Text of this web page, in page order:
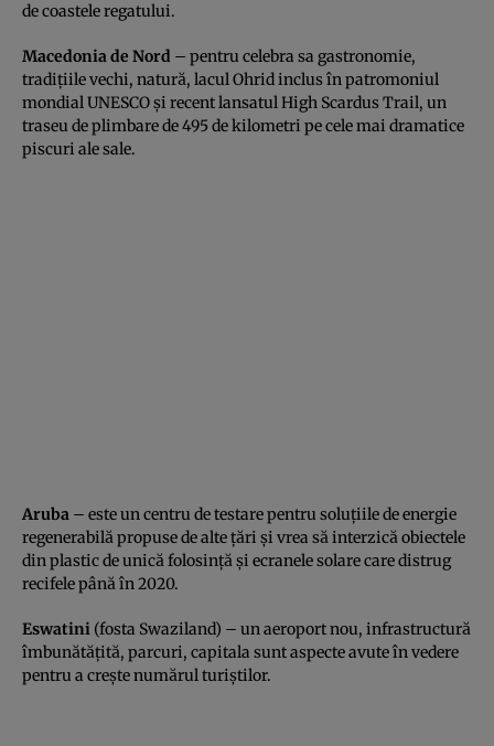
de coastele regatului.
Macedonia de Nord – pentru celebra sa gastronomie,
tradiţiile vechi, natură, lacul Ohrid inclus în patromoniul
mondial UNESCO şi recent lansatul High Scardus Trail, un
traseu de plimbare de 495 de kilometri pe cele mai dramatice
piscuri ale sale.
Aruba – este un centru de testare pentru soluţiile de energie
regenerabilă propuse de alte ţări şi vrea să interzică obiectele
din plastic de unică folosinţă şi ecranele solare care distrug
recifele până în 2020.
Eswatini (fosta Swaziland) – un aeroport nou, infrastructură
îmbunătăţită, parcuri, capitala sunt aspecte avute în vedere
pentru a creşte numărul turiştilor.